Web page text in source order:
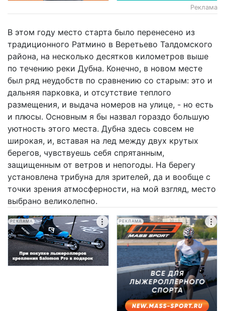
Реклама
В этом году место старта было перенесено из
традиционного Ратмино в Веретьево Талдомского
района, на несколько десятков километров выше
по течению реки Дубна. Конечно, в новом месте
был ряд неудобств по сравнению со старым: это и
дальняя парковка, и отсутствие теплого
размещения, и выдача номеров на улице, - но есть
и плюсы. Основным я бы назвал гораздо большую
уютность этого места. Дубна здесь совсем не
широкая, и, вставая на лед между двух крутых
берегов, чувствуешь себя спрятанным,
защищенным от ветров и непогоды. На берегу
установлена трибуна для зрителей, да и вообще с
точки зрения атмосферности, на мой взгляд, место
выбрано великолепно.
РЕКЛАМА РЕКЛАМА